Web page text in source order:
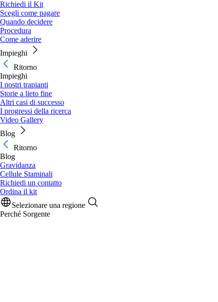
Richiedi il Kit
Scegli come pagare
Quando decidere
Procedura
Come aderire
Impieghi
Ritorno
Impieghi
I nostri trapianti
Storie a lieto fine
Altri casi di successo
I progressi della ricerca
Video Gallery
Blog
Ritorno
Blog
Gravidanza
Cellule Staminali
Richiedi un contatto
Ordina il kit
Selezionare una regione
Perché Sorgente